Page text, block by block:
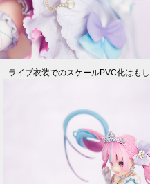
ライブ衣装でのスケールPVC化はも